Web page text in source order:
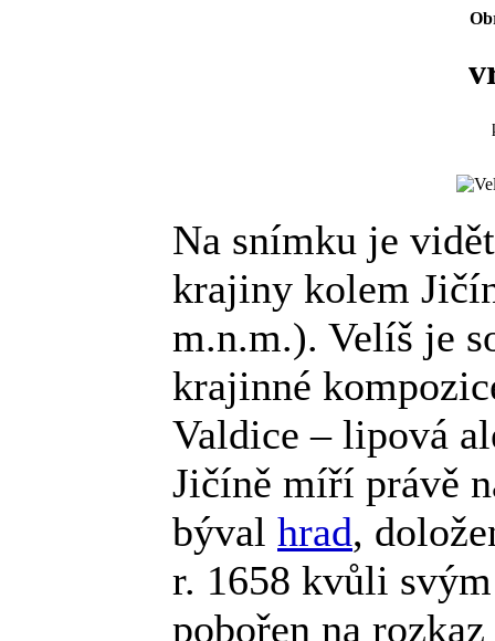
Na snímku je
krajiny kolem
m.n.m.). Velíš je
krajinné
Valdice – lipová
Jičíně míří právě
býval hrad,
r. 1658 kvůli
pobořen na